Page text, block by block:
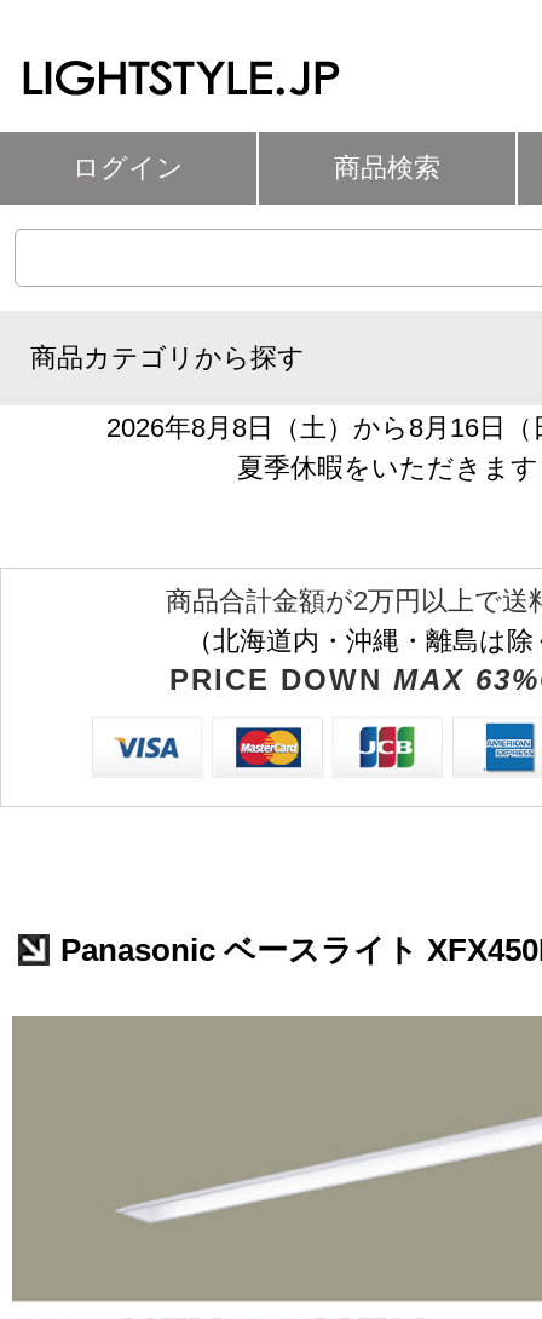
ログイン 商品検索
商品カテゴリから探す
2026年8月8日（土）から8月16日
夏季休暇をいただきます
商品合計金額が2万円以上で送
（北海道内・沖縄・離島は
PRICE DOWN MAX
Panasonic ベースライト